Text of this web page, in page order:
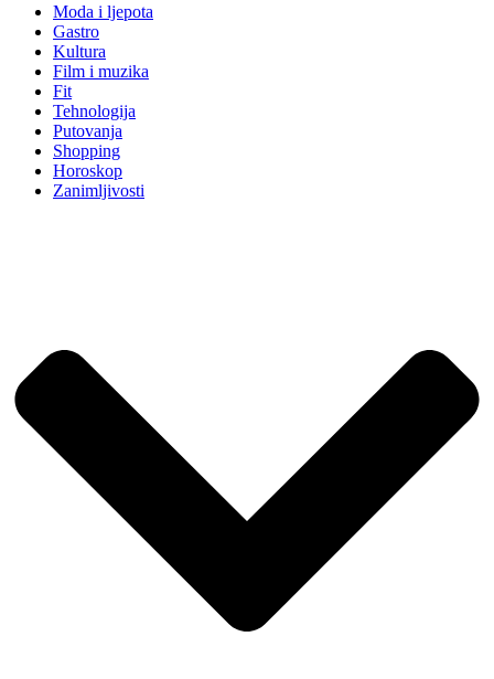
Moda i ljepota
Gastro
Kultura
Film i muzika
Fit
Tehnologija
Putovanja
Shopping
Horoskop
Zanimljivosti